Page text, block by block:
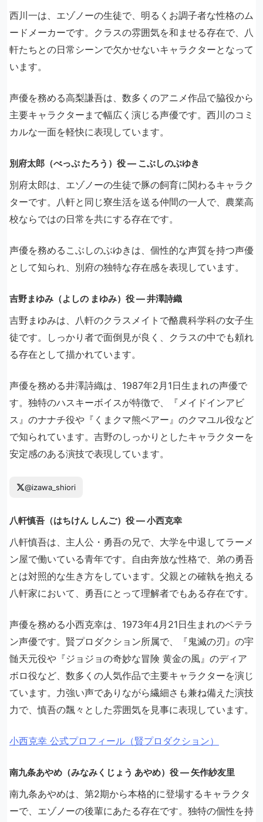
西川一は、エゾノーの生徒で、明るくお調子者な性格のム
ードメーカーです。クラスの雰囲気を和ませる存在で、八
軒たちとの日常シーンで欠かせないキャラクターとなって
います。
声優を務める高梨謙吾は、数多くのアニメ作品で脇役から
主要キャラクターまで幅広く演じる声優です。西川のコミ
カルな一面を軽快に表現しています。
別府太郎（べっぷ たろう）役 ― こぶしのぶゆき
別府太郎は、エゾノーの生徒で豚の飼育に関わるキャラク
ターです。八軒と同じ寮生活を送る仲間の一人で、農業高
校ならではの日常を共にする存在です。
声優を務めるこぶしのぶゆきは、個性的な声質を持つ声優
として知られ、別府の独特な存在感を表現しています。
吉野まゆみ（よしの まゆみ）役 ― 井澤詩織
吉野まゆみは、八軒のクラスメイトで酪農科学科の女子生
徒です。しっかり者で面倒見が良く、クラスの中でも頼れ
る存在として描かれています。
声優を務める井澤詩織は、1987年2月1日生まれの声優で
す。独特のハスキーボイスが特徴で、『メイドインアビ
ス』のナナチ役や『くまクマ熊ベアー』のクマユル役など
で知られています。吉野のしっかりとしたキャラクターを
安定感のある演技で表現しています。
@izawa_shiori
八軒慎吾（はちけん しんご）役 ― 小西克幸
八軒慎吾は、主人公・勇吾の兄で、大学を中退してラーメ
ン屋で働いている青年です。自由奔放な性格で、弟の勇吾
とは対照的な生き方をしています。父親との確執を抱える
八軒家において、勇吾にとって理解者でもある存在です。
声優を務める小西克幸は、1973年4月21日生まれのベテラ
ン声優です。賢プロダクション所属で、『鬼滅の刃』の宇
髄天元役や『ジョジョの奇妙な冒険 黄金の風』のディア
ボロ役など、数多くの人気作品で主要キャラクターを演じ
ています。力強い声でありながら繊細さも兼ね備えた演技
力で、慎吾の飄々とした雰囲気を見事に表現しています。
小西克幸 公式プロフィール（賢プロダクション）
南九条あやめ（みなみくじょう あやめ）役 ― 矢作紗友里
南九条あやめは、第2期から本格的に登場するキャラクタ
ーで、エゾノーの後輩にあたる存在です。独特の個性を持